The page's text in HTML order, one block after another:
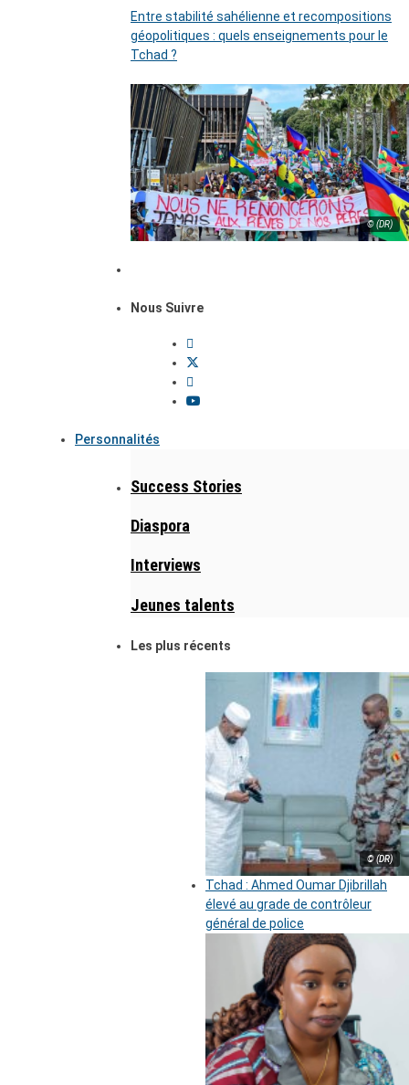
Entre stabilité sahélienne et recompositions
géopolitiques : quels enseignements pour le
Tchad ?
© (DR)
Nous Suivre
Personnalités
Success Stories
Diaspora
Interviews
Jeunes talents
Les plus récents
© (DR)
Tchad : Ahmed Oumar Djibrillah
élevé au grade de contrôleur
général de police